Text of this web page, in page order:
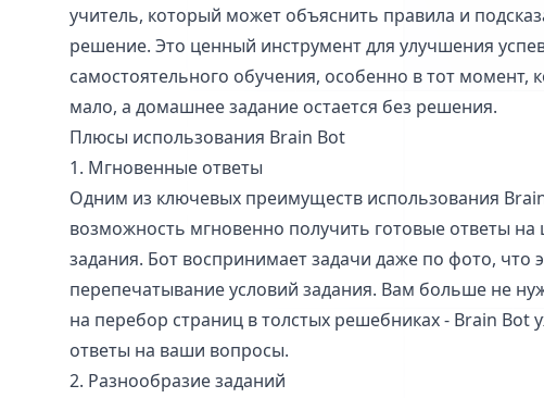
учитель, который может объяснить правила и
решение. Это ценный инструмент для улучшения
самостоятельного обучения, особенно в тот момент,
мало, а домашнее задание остается без решения.
Плюсы использования Brain Bot
1. Мгновенные ответы
Одним из ключевых преимуществ использования
возможность мгновенно получить готовые ответы
задания. Бот воспринимает задачи даже по фото, что
перепечатывание условий задания. Вам больше не
на перебор страниц в толстых решебниках - Brain Bot
ответы на ваши вопросы.
2. Разнообразие заданий